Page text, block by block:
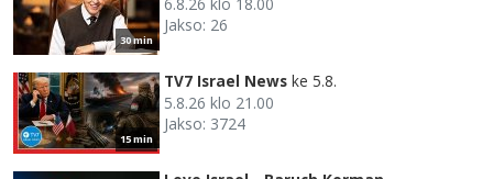
30 min
6.8.26 klo 18.00
Jakso: 26
15 min
TV7 Israel News ke 5.8.
5.8.26 klo 21.00
Jakso: 3724